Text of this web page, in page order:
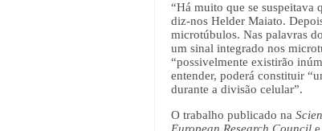
“Há muito que se suspeitava
diz-nos Helder Maiato.
microtúbulos. Nas palavras
um sinal integrado nos
“possivelmente existirão
entender, poderá constituir
durante a divisão celular”.
O trabalho publicado na